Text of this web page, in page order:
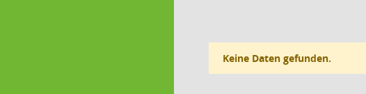
Keine Daten gefunden.